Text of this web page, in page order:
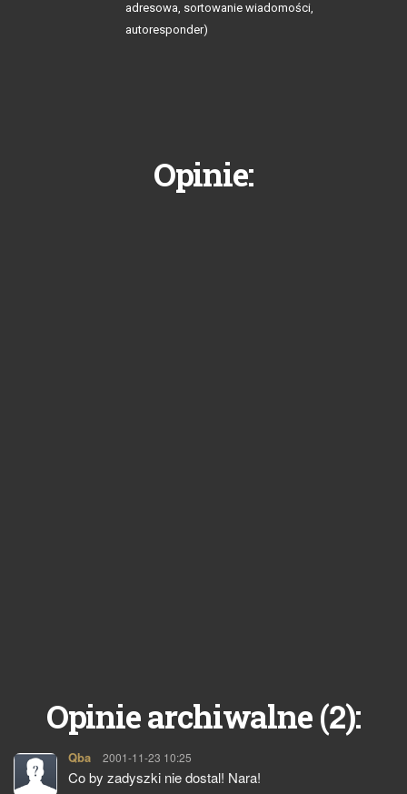
adresowa, sortowanie wiadomości,
autoresponder)
Opinie:
Opinie archiwalne (2):
Qba pisze:
2001-11-23 10:25
Co by zadyszki nie dostal! Nara!